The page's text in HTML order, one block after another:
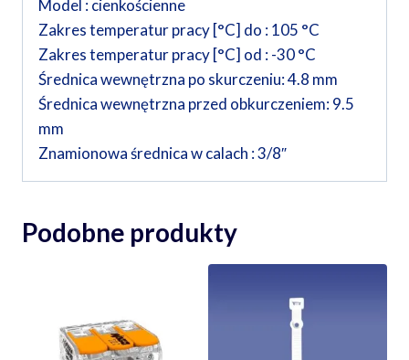
Model : cienkościenne
Zakres temperatur pracy [°C] do : 105 °C
Zakres temperatur pracy [°C] od : -30 °C
Średnica wewnętrzna po skurczeniu: 4.8 mm
Średnica wewnętrzna przed obkurczeniem: 9.5
mm
Znamionowa średnica w calach : 3/8″
Podobne produkty